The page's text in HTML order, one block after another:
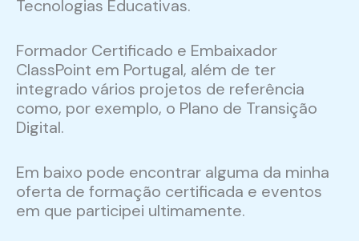
Tecnologias Educativas.
Formador Certificado e Embaixador
ClassPoint em Portugal, além de ter
integrado vários projetos de referência
como, por exemplo, o Plano de Transição
Digital.
Em baixo pode encontrar alguma da minha
oferta de formação certificada e eventos
em que participei ultimamente.